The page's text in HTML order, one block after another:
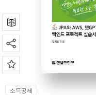
소득공제